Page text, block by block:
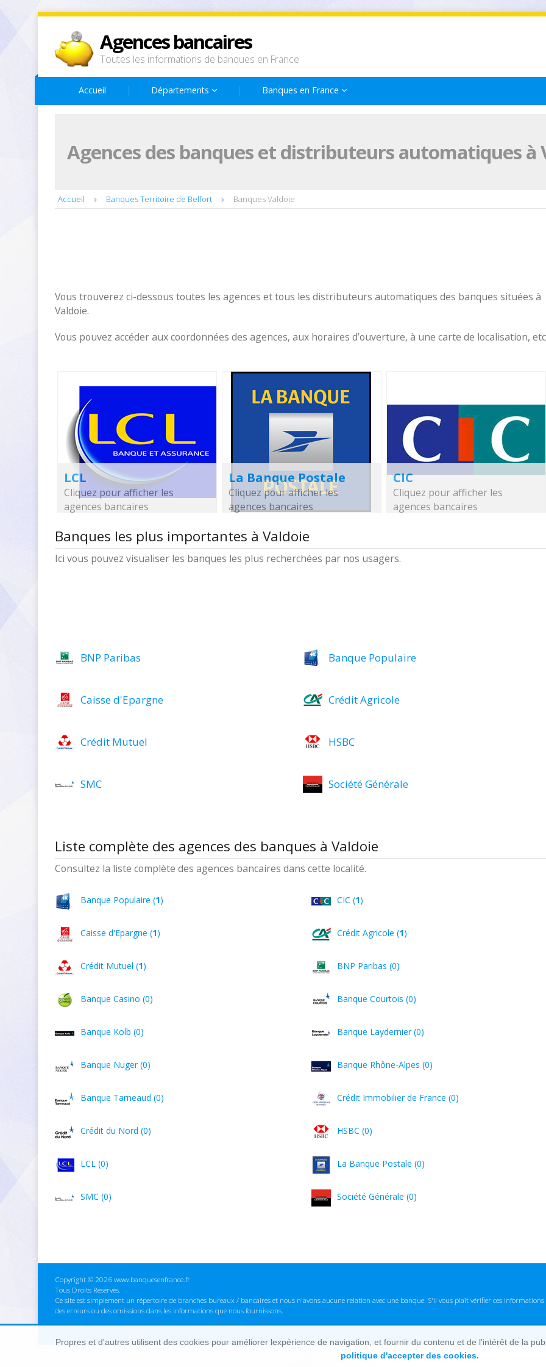
Agences bancaires
Toutes les informations de banques en France
Accueil Départements Banques en France
Agences des banques et distributeurs automatiques à
Accueil Banques Territoire de Belfort Banques Valdoie
Vous trouverez ci-dessous toutes les agences et tous les distributeurs automatiques des banques situées à
Valdoie.
Vous pouvez accéder aux coordonnées des agences, aux horaires d’ouverture, à une carte de localisation,
LCL
Cliquez pour afficher les
agences bancaires
La Banque Postale
Cliquez pour afficher les
agences bancaires
CIC
Cliquez pour afficher les
agences bancaires
Banques les plus importantes à Valdoie
Ici vous pouvez visualiser les banques les plus recherchées par nos usagers.
BNP Paribas Banque Populaire
Caisse d'Epargne Crédit Agricole
Crédit Mutuel HSBC
SMC Société Générale
Liste complète des agences des banques à Valdoie
Consultez la liste complète des agences bancaires dans cette localité.
Banque Populaire (1) CIC (1)
Caisse d'Epargne (1) Crédit Agricole (1)
Crédit Mutuel (1) BNP Paribas (0)
Banque Casino (0) Banque Courtois (0)
Banque Kolb (0) Banque Laydernier (0)
Banque Nuger (0) Banque Rhône-Alpes (0)
Banque Tarneaud (0) Crédit Immobilier de France (0)
Crédit du Nord (0) HSBC (0)
LCL (0) La Banque Postale (0)
SMC (0) Société Générale (0)
Copyright © 2026 www.banquesenfrance.fr
Tous Droits Réservés.
Ce site est simplement un répertoire de branches bureaux / bancaires et nous n'avons aucune relation avec une banque. S'il vous plaît vérifier ces
des erreurs ou des omissions dans les informations que nous fournissons.
Propres et d'autres utilisent des cookies pour améliorer lexpérience de navigation, et fournir du contenu et de l'intérêt de la
politique d'accepter des cookies.